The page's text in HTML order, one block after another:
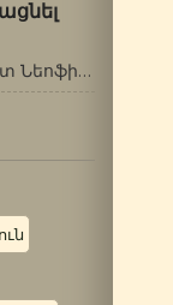
Մորֆուի մետրոպոլիտ Նեոֆիտոսը Սբ.Պաիսիոս…